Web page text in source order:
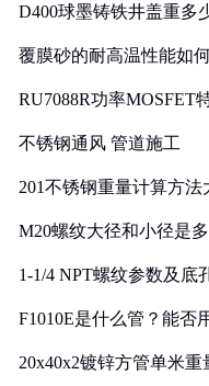
D400球墨铸铁井盖重多
覆膜砂的耐高温性能如
RU7088R功率MOSFET
不锈钢通风 管道施工
201不锈钢重量计算方法
M20螺纹大径和小径是
1-1/4 NPT螺纹参数及底
F1010E是什么管？能否
20x40x2镀锌方管单米